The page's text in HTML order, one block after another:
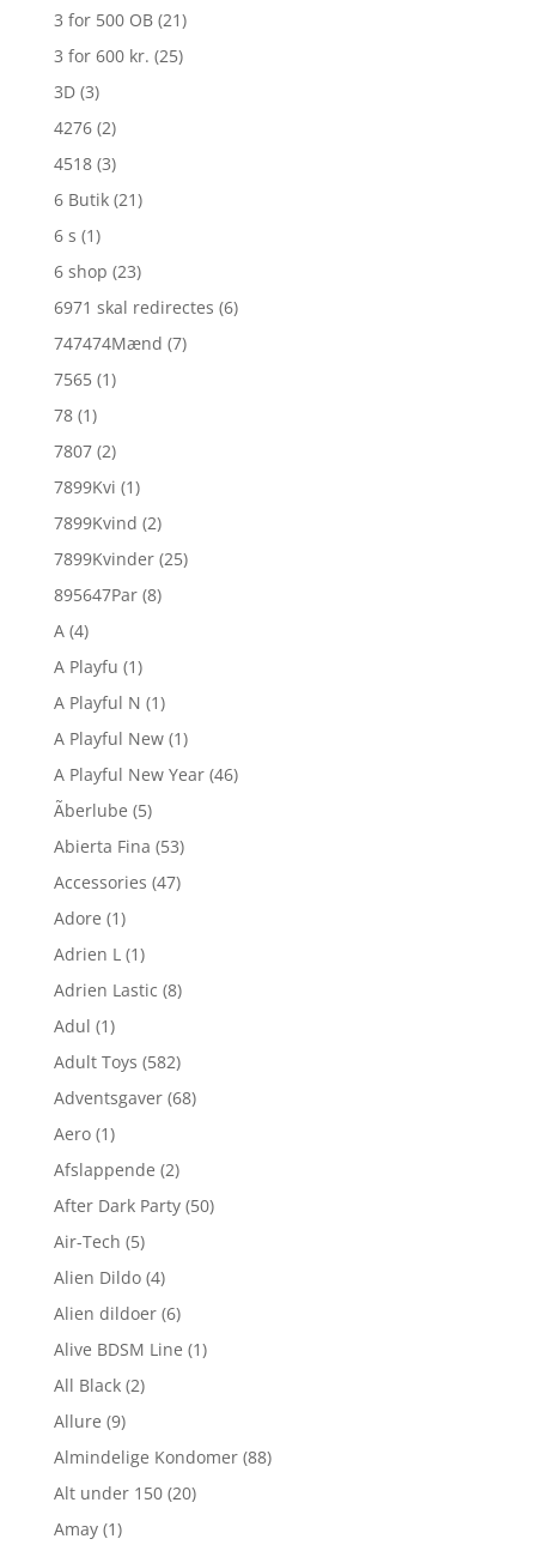
3 for 500 OB (21)
3 for 600 kr. (25)
3D (3)
4276 (2)
4518 (3)
6 Butik (21)
6 s (1)
6 shop (23)
6971 skal redirectes (6)
747474Mænd (7)
7565 (1)
78 (1)
7807 (2)
7899Kvi (1)
7899Kvind (2)
7899Kvinder (25)
895647Par (8)
A (4)
A Playfu (1)
A Playful N (1)
A Playful New (1)
A Playful New Year (46)
Ãberlube (5)
Abierta Fina (53)
Accessories (47)
Adore (1)
Adrien L (1)
Adrien Lastic (8)
Adul (1)
Adult Toys (582)
Adventsgaver (68)
Aero (1)
Afslappende (2)
After Dark Party (50)
Air-Tech (5)
Alien Dildo (4)
Alien dildoer (6)
Alive BDSM Line (1)
All Black (2)
Allure (9)
Almindelige Kondomer (88)
Alt under 150 (20)
Amay (1)